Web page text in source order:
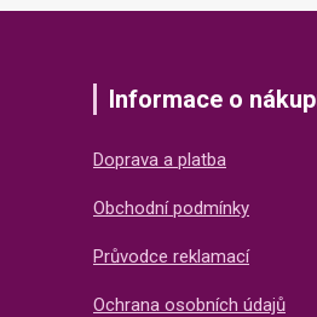
Informace o
Doprava a platba
Obchodní podmínky
Průvodce reklamací
Ochrana osobních údajů